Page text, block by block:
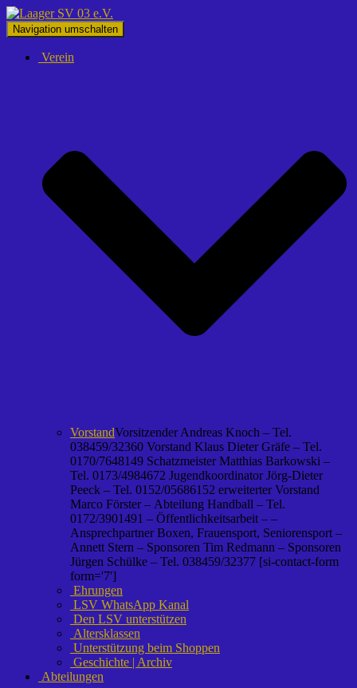
Navigation umschalten
Verein
VorstandVorsitzender Andreas Knoch – Tel.
038459/32360 Vorstand Klaus Dieter Gräfe – Tel.
0170/7648149 Schatzmeister Matthias Barkowski –
Tel. 0173/4984672 Jugendkoordinator Jörg-Dieter
Peeck – Tel. 0152/05686152 erweiterter Vorstand
Marco Förster – Abteilung Handball – Tel.
0172/3901491 – Öffentlichkeitsarbeit – –
Ansprechpartner Boxen, Frauensport, Seniorensport –
Annett Stern – Sponsoren Tim Redmann – Sponsoren
Jürgen Schülke – Tel. 038459/32377 [si-contact-form
form='7']
Ehrungen
LSV WhatsApp Kanal
Den LSV unterstützen
Altersklassen
Unterstützung beim Shoppen
Geschichte | Archiv
Abteilungen